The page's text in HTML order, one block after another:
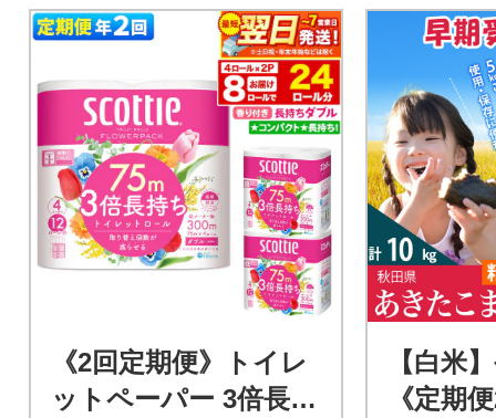
《2回定期便》トイレ
ットペーパー 3倍長持
【白米
《定期